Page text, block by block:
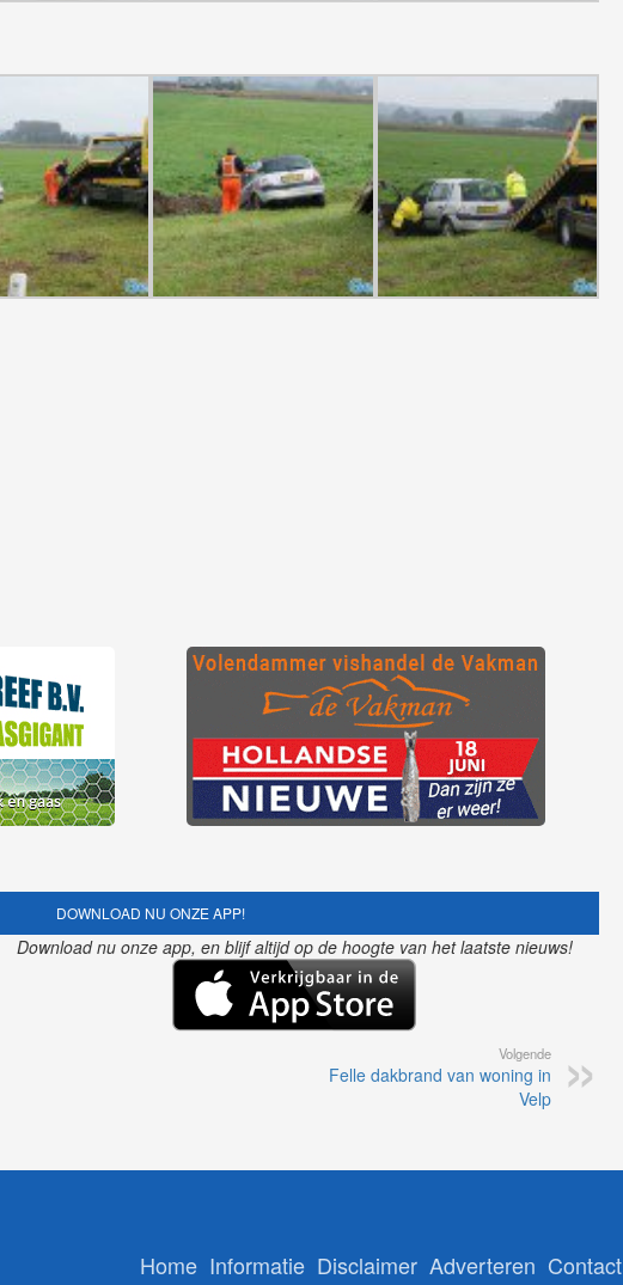
DOWNLOAD NU ONZE APP!
Download nu onze app, en blijf altijd op de hoogte van het laatste nieuws!
Volgende
Felle dakbrand van woning in
Velp
Home Informatie Disclaimer Adverteren Contact